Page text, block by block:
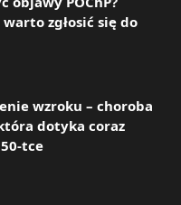
zgłosić się do
wzroku – choroba
dotyka coraz
tce